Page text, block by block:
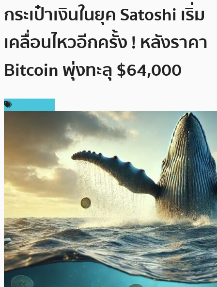
กระเป๋าเงินในยุค Satoshi เริ่ม
เคลื่อนไหวอีกครั้ง ! หลังราคา
Bitcoin พุ่งทะลุ $64,000